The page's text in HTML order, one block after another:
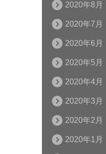
2020年8月
2020年7月
2020年6月
2020年5月
2020年4月
2020年3月
2020年2月
2020年1月